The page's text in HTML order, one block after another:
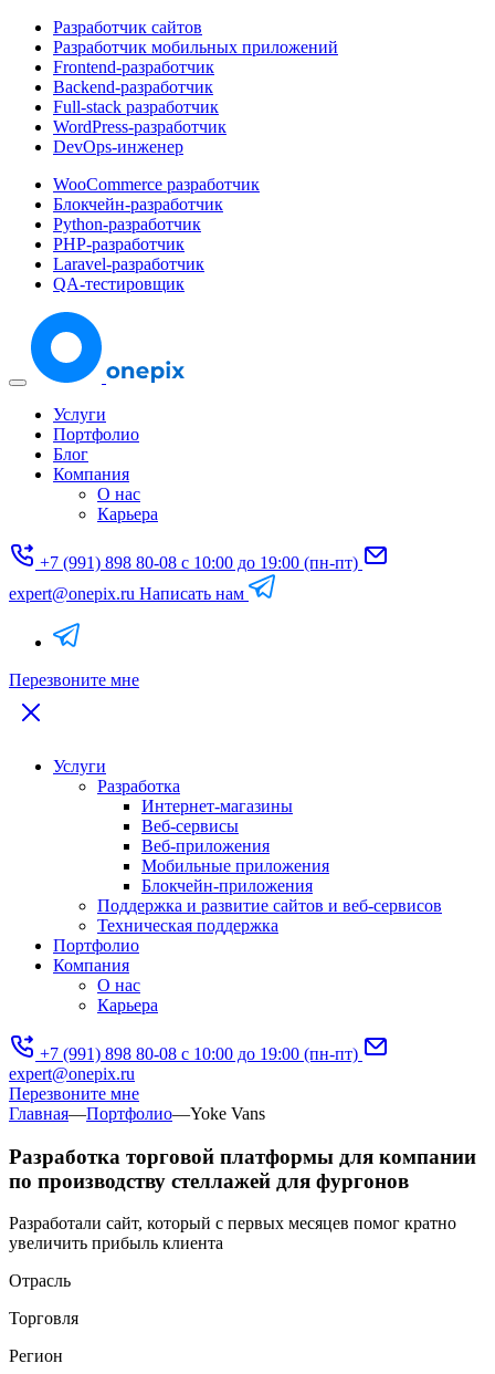
Разработчик сайтов
Разработчик мобильных приложений
Frontend-разработчик
Backend-разработчик
Full-stack разработчик
WordPress-разработчик
DevOps-инженер
WooCommerce разработчик
Блокчейн-разработчик
Python-разработчик
PHP-разработчик
Laravel-разработчик
QA-тестировщик
Услуги
Портфолио
Блог
Компания
О нас
Карьера
+7 (991) 898 80-08 с 10:00 до 19:00 (пн-пт)
expert@onepix.ru Написать нам
Перезвоните мне
Услуги
Разработка
Интернет-магазины
Веб-сервисы
Веб-приложения
Мобильные приложения
Блокчейн-приложения
Поддержка и развитие сайтов и веб-сервисов
Техническая поддержка
Портфолио
Компания
О нас
Карьера
+7 (991) 898 80-08 с 10:00 до 19:00 (пн-пт)
expert@onepix.ru
Перезвоните мне
Главная—Портфолио—Yoke Vans
Разработка торговой платформы для компании
по производству стеллажей для фургонов
Разработали сайт, который с первых месяцев помог кратно
увеличить прибыль клиента
Отрасль
Торговля
Регион